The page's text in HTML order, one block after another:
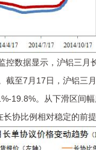
控数据显示，沪铝三月
截至7月17日，沪铝三
19.8%。从下滑区间
协比例相对稳定的前